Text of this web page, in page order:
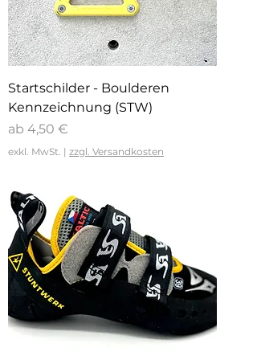
Startschilder - Boulderen
Kennzeichnung (STW)
ab 4,50 €
Sale-Preis
exkl. MwSt. | zzgl. Versandkosten